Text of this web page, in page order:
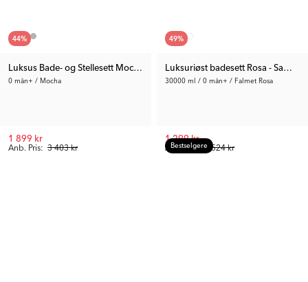
44%
Luksus Bade- og Stellesett Mocha
0 mån+ / Mocha
Anb. Pris: 3 403 kr
1 899 kr
49%
Luksuriøst badesett Rosa -
30000 ml / 0 mån+ / Falmet Rosa
Anb. Pris: 2 524 kr
1 299 kr
Bestselgere